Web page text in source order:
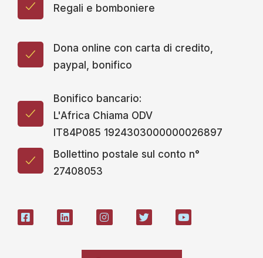
Regali e bomboniere
Dona online con carta di credito,
paypal, bonifico
Bonifico bancario:
L'Africa Chiama ODV
IT84P085 1924303000000026897
Bollettino postale sul conto n°
27408053